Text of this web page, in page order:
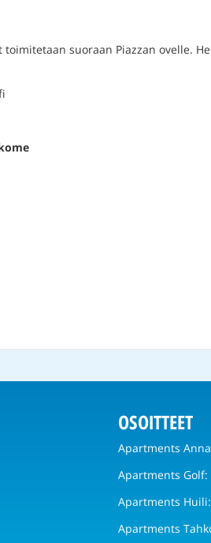
suoraan Piazzan ovelle.
OSOITTEET
Apartments
Apartments Golf:
Apartments
Apartments